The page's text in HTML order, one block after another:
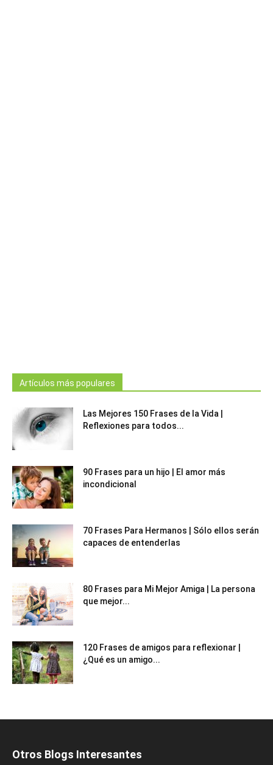
Artículos más populares
Las Mejores 150 Frases de la Vida |
Reflexiones para todos...
90 Frases para un hijo | El amor más
incondicional
70 Frases Para Hermanos | Sólo ellos serán
capaces de entenderlas
80 Frases para Mi Mejor Amiga | La persona
que mejor...
120 Frases de amigos para reflexionar |
¿Qué es un amigo...
Otros Blogs Interesantes